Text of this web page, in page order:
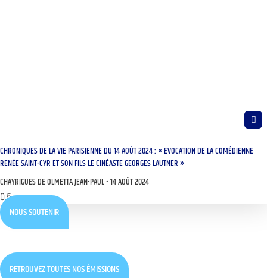
CHRONIQUES DE LA VIE PARISIENNE DU 14 AOÛT 2024 : « EVOCATION DE LA COMÉDIENNE
RENÉE SAINT-CYR ET SON FILS LE CINÉASTE GEORGES LAUTNER »
CHAYRIGUES DE OLMETTA JEAN-PAUL 14 AOÛT 2024
NOUS SOUTENIR
RETROUVEZ TOUTES NOS ÉMISSIONS